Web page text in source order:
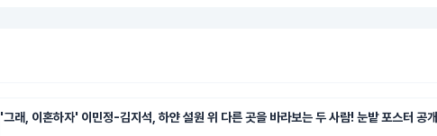
'그래, 이혼하자' 이민정-김지석, 하얀 설원 위 다른 곳을 바라보는 두 사람! 눈밭 포스터 공개